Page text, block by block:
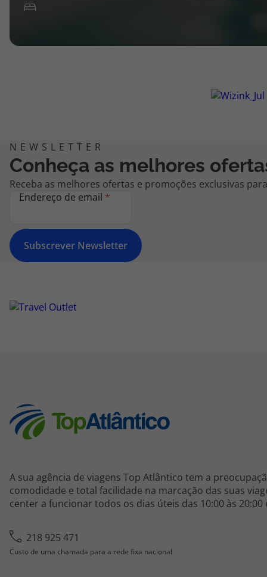
Conheça as melhores
Receba as melhores ofertas e promoções exclusivas
Endereço de email *
Subscrever Newsletter
A sua agência de viagens Top Atlântico tem a
comodidade e total facilidade na marcação das suas
center a funcionar todos os dias úteis das 10:00 às 20:00
218 925 471
Custo de uma chamada para a rede fixa nacional